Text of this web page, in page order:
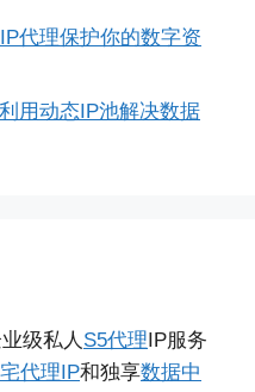
代理保护你的数字资
用动态IP池解决数据
级私人 S5代理IP服务
代理IP和独享数据中